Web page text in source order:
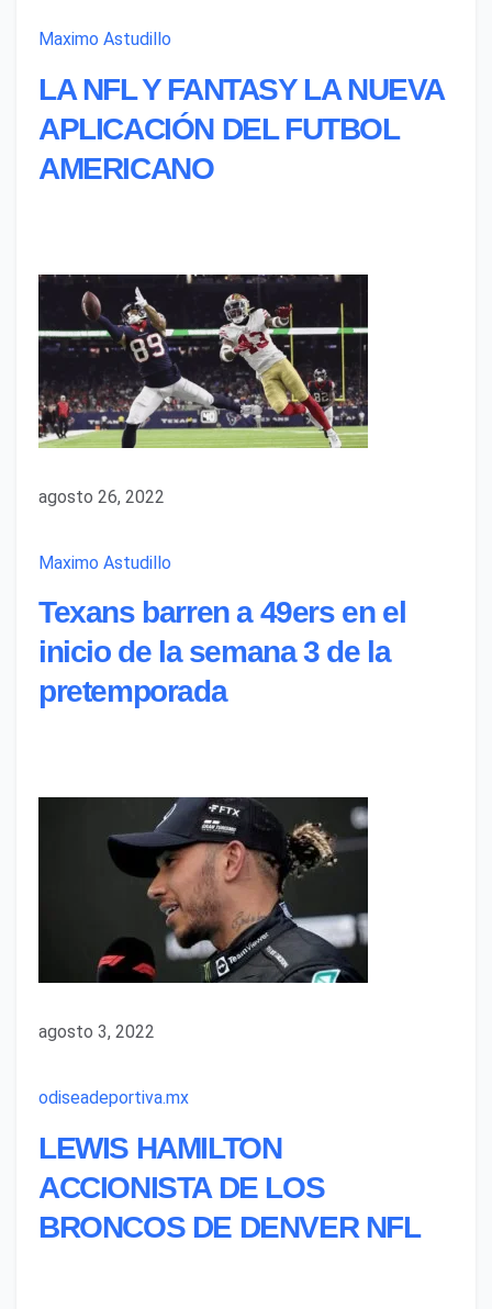
Maximo Astudillo
LA NFL Y FANTASY LA NUEVA
APLICACIÓN DEL FUTBOL
AMERICANO
agosto 26, 2022
Maximo Astudillo
Texans barren a 49ers en el
inicio de la semana 3 de la
pretemporada
agosto 3, 2022
odiseadeportiva.mx
LEWIS HAMILTON
ACCIONISTA DE LOS
BRONCOS DE DENVER NFL